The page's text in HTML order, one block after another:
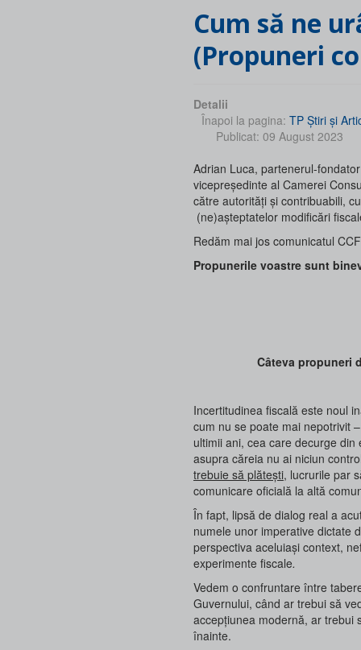
Cum să ne urâm un pic mai puțin taxele!
(Propuneri
Detalii
Înapoi la pagina: TP Ştiri şi
Publicat: 09 August 2023
Adrian Luca, partenerul-
vicepreședinte al Camerei
către autorități și contribuabili,
(ne)așteptatelor modificări
Redăm mai jos comunicatul
Propunerile voastre sunt
Câteva propuneri
Incertitudinea fiscală este noul
cum nu se poate mai nepotrivit
ultimii ani, cea care decurge
asupra căreia nu ai niciun
trebuie să plătești, lucrurile par
comunicare oficială la altă
În fapt, lipsă de dialog real a
numele unor imperative dictate
perspectiva aceluiași context,
experimente fiscale.
Vedem o confruntare între
Guvernului, când ar trebui să
accepțiunea modernă, ar trebui
înainte.